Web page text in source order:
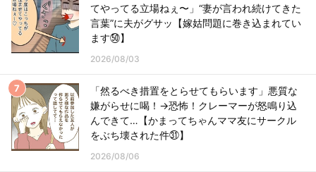
てやってる立場ねぇ〜」“妻が言われ続けてきた
言葉”に夫がグサッ【嫁姑問題に巻き込まれてい
ます㊿】
2026/08/03
「然るべき措置をとらせてもらいます」悪質な
嫌がらせに喝！→恐怖！クレーマーが怒鳴り込
んできて…【かまってちゃんママ友にサークル
をぶち壊された件㉛】
2026/08/06